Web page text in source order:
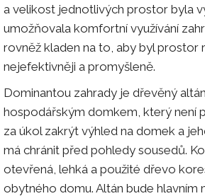
a velikost jednotlivých prostor byla
umožňovala komfortní využívání
rovněž kladen na to, aby byl prostor
nejefektivněji a promyšleně.
Dominantou zahrady je dřevěný
hospodářským domkem, který není
za úkol zakrýt výhled na domek a
má chránit před pohledy sousedů.
otevřená, lehká a použité dřevo
obytného domu. Altán bude hlavním